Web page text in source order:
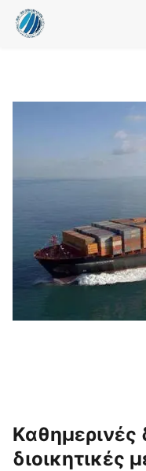
Καθημερινές
διοικητικές